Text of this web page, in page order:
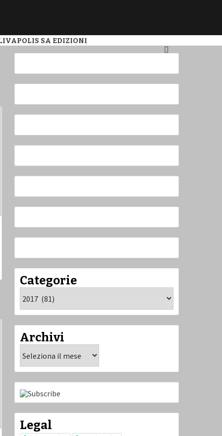
POLIS SA EDIZIONI
Categorie
Archivi
Legal